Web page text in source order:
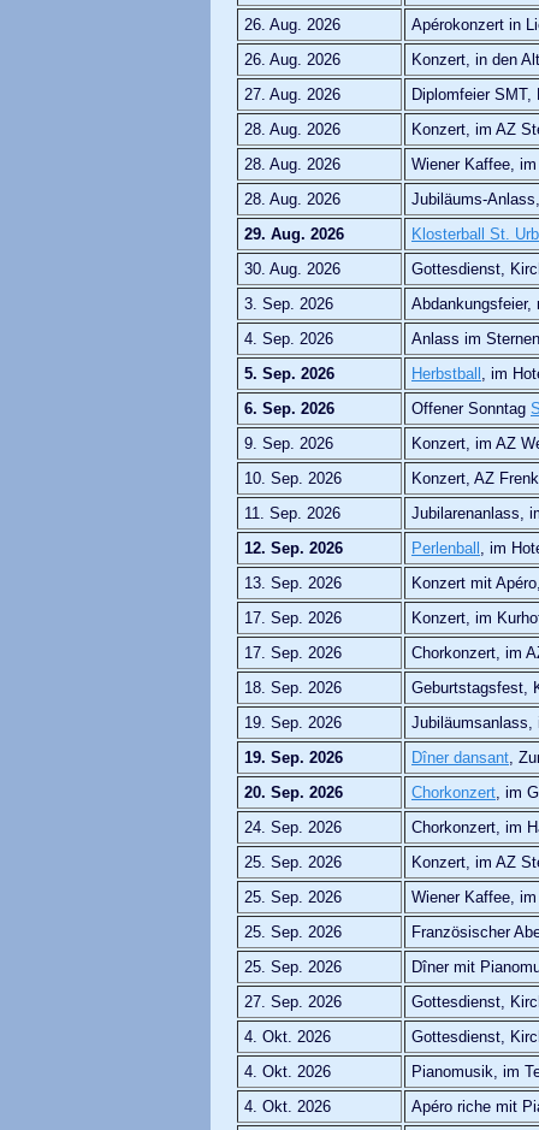
26. Aug. 2026
Apérokonzert in
26. Aug. 2026
Konzert, in den
27. Aug. 2026
Diplomfeier SMT,
28. Aug. 2026
Konzert, im AZ
28. Aug. 2026
Wiener Kaffee,
28. Aug. 2026
Jubiläums-
29. Aug. 2026
Klosterball St.
30. Aug. 2026
Gottesdienst,
3. Sep. 2026
Abdankungsfeier,
4. Sep. 2026
Anlass im
5. Sep. 2026
Herbstball , im
6. Sep. 2026
Offener Sonntag
9. Sep. 2026
Konzert, im AZ
10. Sep. 2026
Konzert, AZ
11. Sep. 2026
Jubilarenanlass,
12. Sep. 2026
Perlenball , im
13. Sep. 2026
Konzert mit
17. Sep. 2026
Konzert, im
17. Sep. 2026
Chorkonzert, im
18. Sep. 2026
Geburtstagsfest,
19. Sep. 2026
Jubiläumsanlass,
19. Sep. 2026
Dîner dansant ,
20. Sep. 2026
Chorkonzert , im
24. Sep. 2026
Chorkonzert, im
25. Sep. 2026
Konzert, im AZ
25. Sep. 2026
Wiener Kaffee,
25. Sep. 2026
Französischer
25. Sep. 2026
Dîner mit
27. Sep. 2026
Gottesdienst,
4. Okt. 2026
Gottesdienst,
4. Okt. 2026
Pianomusik, im
4. Okt. 2026
Apéro riche mit